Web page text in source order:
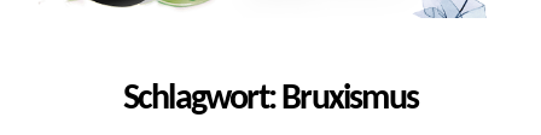
Schlagwort:Bruxismus